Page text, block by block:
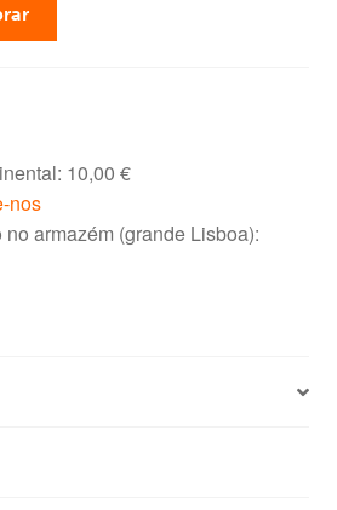
34,99 €.
10,00 €
nos
no armazém (grande Lisboa):